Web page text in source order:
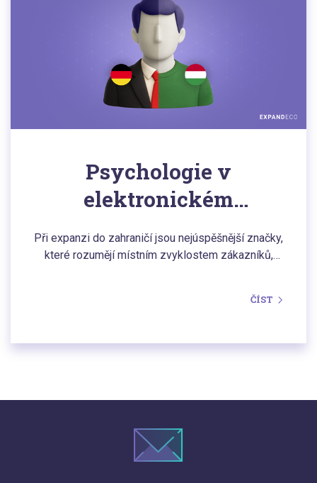
Psychologie v
elektronickém
obchodování: jaké
služby očekávají Němci
Při expanzi do zahraničí jsou nejúspěšnější značky,
které rozumějí místním zvyklostem zákazníků,
přizpůsobení poprodejních služeb, komunikace a
ale také buduje trvalé vztahy se zákazníky. V
ČÍST